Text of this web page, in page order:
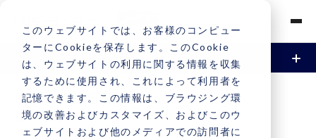
このウェブサイトでは、お客様のコンピュー
ターにCookieを保存します。このCookie
は、ウェブサイトの利用に関する情報を収集
するために使用され、これによって利用者を
記憶できます。この情報は、ブラウジング環
境の改善およびカスタマイズ、およびこのウ
ェブサイトおよび他のメディアでの訪問者に
UJETとは
機能
資料請求 お問い合わせ
モバイルSDK
MOBILE SDK